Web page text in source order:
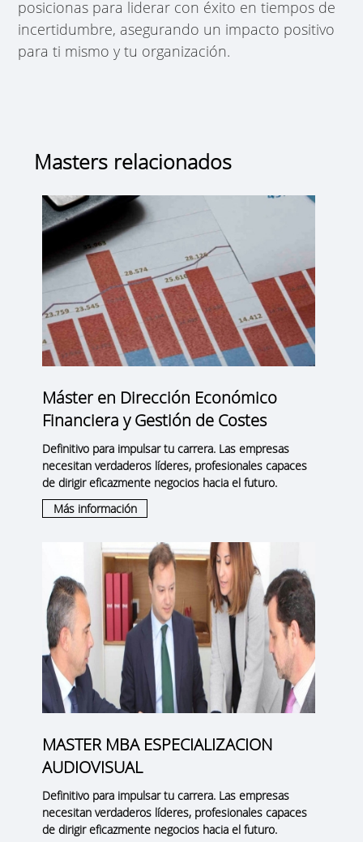
posicionas para liderar con éxito en tiempos de
incertidumbre, asegurando un impacto positivo
para ti mismo y tu organización.
Masters relacionados
Máster en Dirección Económico
Financiera y Gestión de Costes
Definitivo para impulsar tu carrera. Las empresas
necesitan verdaderos líderes, profesionales capaces
de dirigir eficazmente negocios hacia el futuro.
Más información
MASTER MBA ESPECIALIZACION
AUDIOVISUAL
Definitivo para impulsar tu carrera. Las empresas
necesitan verdaderos líderes, profesionales capaces
de dirigir eficazmente negocios hacia el futuro.